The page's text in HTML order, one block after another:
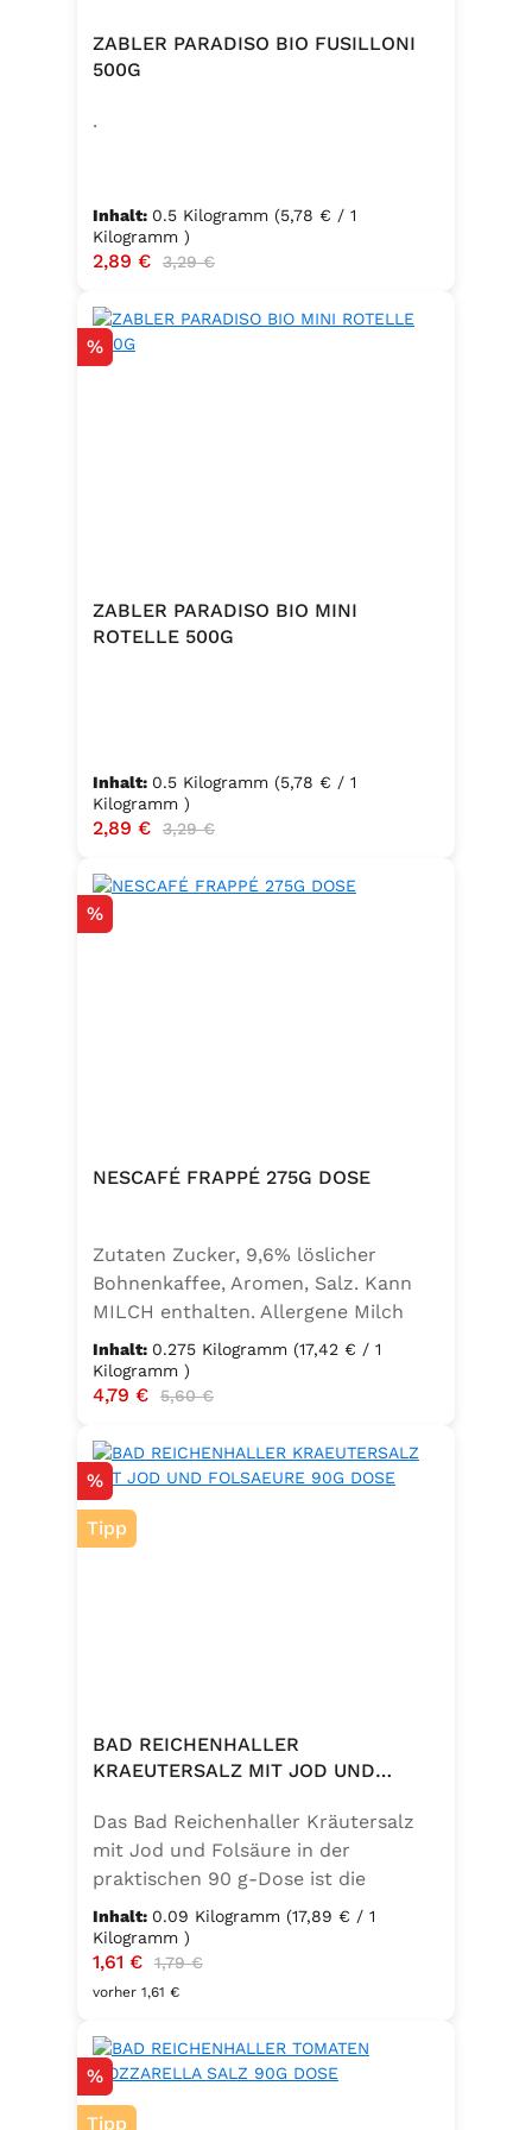
ZABLER PARADISO BIO FUSILLONI
500G
.
Inhalt: 0.5 Kilogramm (5,78 € / 1
Kilogramm )
Verkaufspreis:
2,89 € Regulärer Preis:
3,29 €
Rabatt
%
ZABLER PARADISO BIO MINI
ROTELLE 500G
Inhalt: 0.5 Kilogramm (5,78 € / 1
Kilogramm )
Verkaufspreis:
2,89 € Regulärer Preis:
3,29 €
Rabatt
%
NESCAFÉ FRAPPÉ 275G DOSE
Zutaten Zucker, 9,6% löslicher
Bohnenkaffee, Aromen, Salz. Kann
MILCH enthalten. Allergene Milch
und daraus gewonnene Erzeugnisse
Inhalt: 0.275 Kilogramm (17,42 € / 1
Kilogramm )
Verkaufspreis:
4,79 € Regulärer Preis:
5,60 €
Rabatt
%
Tipp
BAD REICHENHALLER
KRAEUTERSALZ MIT JOD UND
Das Bad Reichenhaller Kräutersalz
mit Jod und Folsäure in der
praktischen 90 g-Dose ist die
aromatische Würzmischung für eine
bewusste Ernährung. Fein
abgestimmte Gartenkräuter
verbinden sich mit hochwertigem
Küchenhelfer. Ideal zum Würzen von
Suppen, Salaten, Gemüse- und
Kartoffelgerichten. Geeignet für die
Inhalt: 0.09 Kilogramm (17,89 € / 1
Kilogramm )
Verkaufspreis:
1,61 € Regulärer Preis:
1,79 €
vorher 1,61 €
Rabatt
%
Tipp